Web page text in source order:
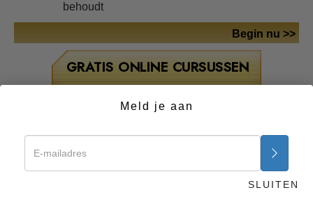
behoudt
Begin nu >>
GRATIS ONLINE CURSUSSEN
Drugsprobleem
Assisten voor ziektes en
verwondingen
De Grondbeginselen van
Meld je aan
SLUITEN